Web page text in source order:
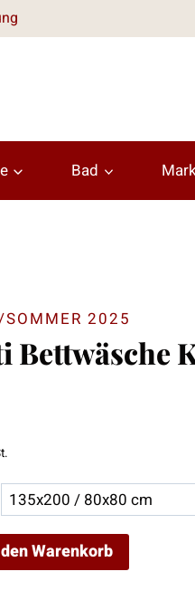
Bad
SOMMER 2025
Bettwäsche
Warenkorb